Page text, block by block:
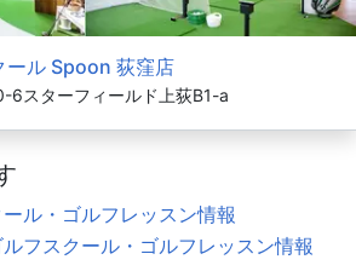
ール Spoon 荻窪店
6スターフィールド上荻B1-a
ル・ゴルフレッスン情報
フスクール・ゴルフレッスン情報